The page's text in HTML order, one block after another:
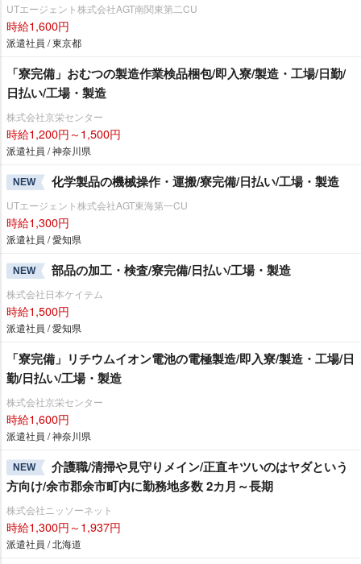
UTエージェント株式会社AGT南関東第二CU
時給1,600円
派遣社員 / 東京都
「寮完備」おむつの製造作業検品梱包/即入寮/製造・工場/日勤/
日払い/工場・製造
株式会社京栄センター
時給1,200円～1,500円
派遣社員 / 神奈川県
NEW 化学製品の機械操作・運搬/寮完備/日払い/工場・製造
UTエージェント株式会社AGT東海第一CU
時給1,300円
派遣社員 / 愛知県
NEW 部品の加工・検査/寮完備/日払い/工場・製造
株式会社日本ケイテム
時給1,500円
派遣社員 / 愛知県
「寮完備」リチウムイオン電池の電極製造/即入寮/製造・工場/日
勤/日払い/工場・製造
株式会社京栄センター
時給1,600円
派遣社員 / 神奈川県
NEW
介護職/清掃や見守りメイン/正直キツいのはヤダという
方向け/余市郡余市町内に勤務地多数 2カ月～長期
株式会社ニッソーネット
時給1,300円～1,937円
派遣社員 / 北海道